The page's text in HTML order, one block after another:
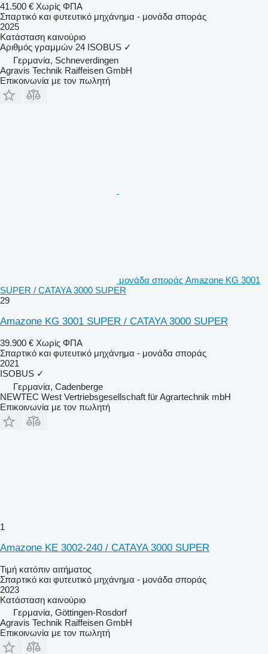
41.500 € Χωρίς ΦΠΑ
Σπαρτικό και φυτευτικό μηχάνημα - μονάδα σποράς
2025
Κατάσταση καινούριο
Αριθμός γραμμών 24 ISOBUS ✓
Γερμανία, Schneverdingen
Agravis Technik Raiffeisen GmbH
Επικοινωνία με τον πωλητή
μονάδα σποράς Amazone KG 3001
SUPER / CATAYA 3000 SUPER
29
Amazone KG 3001 SUPER / CATAYA 3000 SUPER
39.900 € Χωρίς ΦΠΑ
Σπαρτικό και φυτευτικό μηχάνημα - μονάδα σποράς
2021
ISOBUS ✓
Γερμανία, Cadenberge
NEWTEC West Vertriebsgesellschaft für Agrartechnik mbH
Επικοινωνία με τον πωλητή
1
Amazone KE 3002-240 / CATAYA 3000 SUPER
Τιμή κατόπιν αιτήματος
Σπαρτικό και φυτευτικό μηχάνημα - μονάδα σποράς
2023
Κατάσταση καινούριο
Γερμανία, Göttingen-Rosdorf
Agravis Technik Raiffeisen GmbH
Επικοινωνία με τον πωλητή